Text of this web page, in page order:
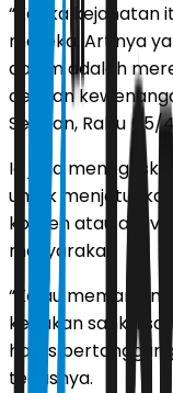
“Ketika kejahatan
mereka. Artinya
dalam adalah
dengan
Selatan, Rabu (15/
Ia juga
untuk
konten atau
masyarakat.
“Kalau memang
kenakan sanksi
harus
tegasnya.